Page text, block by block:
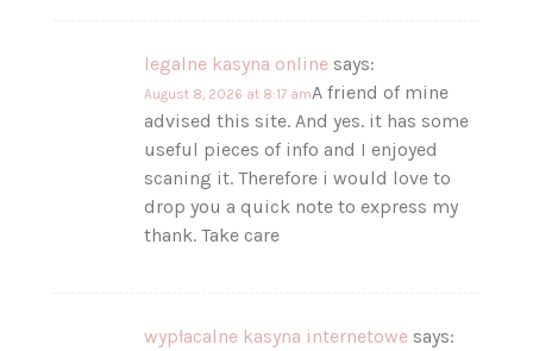
legalne kasyna online says:
August 8, 2026 at 8:17 amA friend of mine
advised this site. And yes. it has some
useful pieces of info and I enjoyed
scaning it. Therefore i would love to
drop you a quick note to express my
thank. Take care
wypłacalne kasyna internetowe says: